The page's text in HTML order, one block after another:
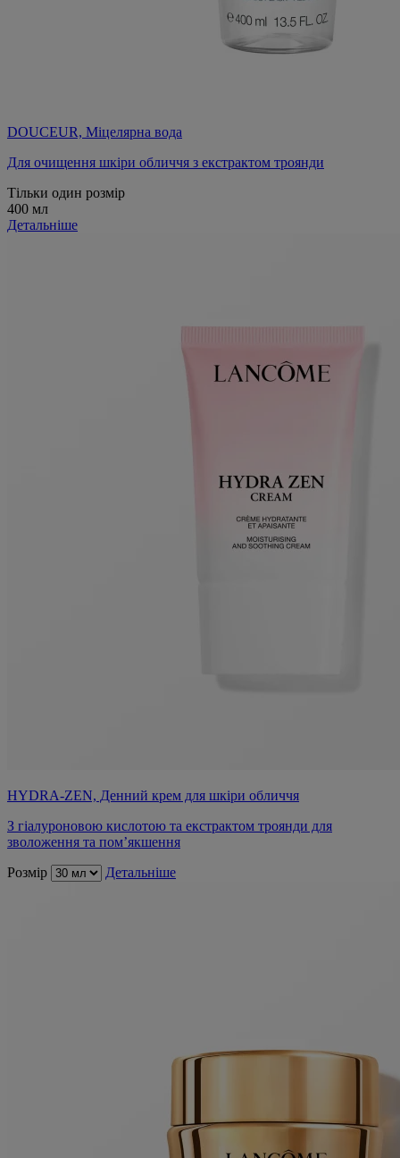
DOUCEUR, Міцелярна вода
Для очищення шкіри обличчя з екстрактом троянди
Тільки один розмір
400 мл
Детальніше
HYDRA-ZEN, Денний крем для шкіри обличчя
З гіалуроновою кислотою та екстрактом троянди для
зволоження та пом’якшення
Розмір
Детальніше